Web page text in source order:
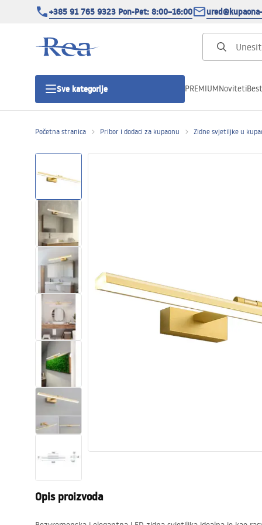
+385 91 765 9323 Pon-Pet: 8:00–16:00
Sve kategorije
Tuš vrata
Tuš Kanalice
WC školjke
Umivaonici
Kade i paravani
Miješalice, pipe, slavine
PREMIUMNoviteti
Početna stranica Pribor i dodaci za kupaonu Zidne svjetiljke u
Opis proizvoda